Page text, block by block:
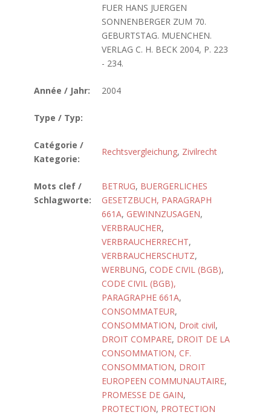
FUER HANS JUERGEN
SONNENBERGER ZUM 70.
GEBURTSTAG. MUENCHEN.
VERLAG C. H. BECK 2004, P. 223
- 234.
Année / Jahr: 2004
Type / Typ:
Catégorie /
Kategorie:
Rechtsvergleichung, Zivilrecht
Mots clef /
Schlagworte:
BETRUG, BUERGERLICHES
GESETZBUCH, PARAGRAPH
661A, GEWINNZUSAGEN,
VERBRAUCHER,
VERBRAUCHERRECHT,
VERBRAUCHERSCHUTZ,
WERBUNG, CODE CIVIL (BGB),
CODE CIVIL (BGB),
PARAGRAPHE 661A,
CONSOMMATEUR,
CONSOMMATION, Droit civil,
DROIT COMPARE, DROIT DE LA
CONSOMMATION, CF.
CONSOMMATION, DROIT
EUROPEEN COMMUNAUTAIRE,
PROMESSE DE GAIN,
PROTECTION, PROTECTION